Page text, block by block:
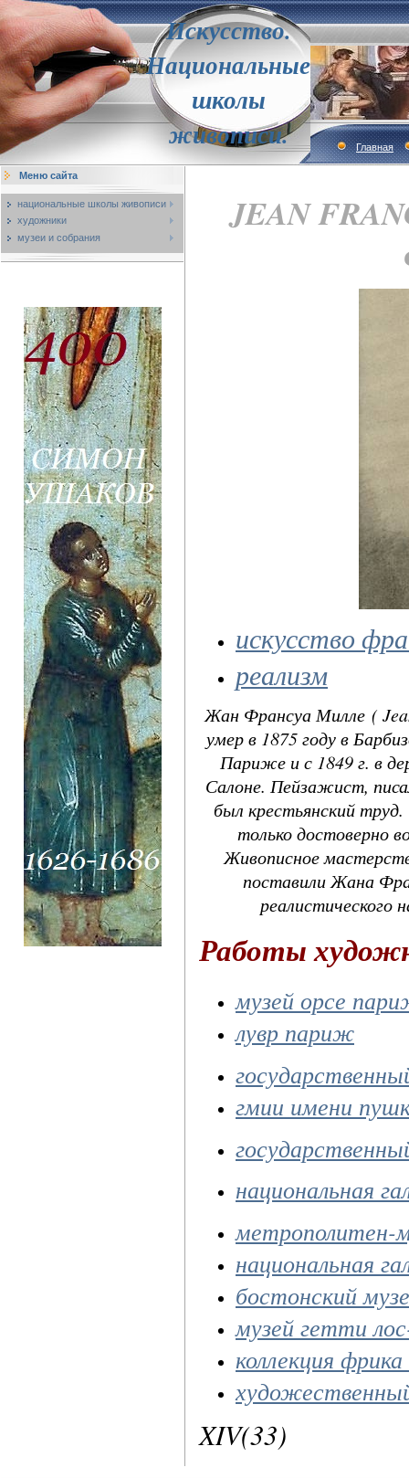
Искусство.
Национальные
школы
живописи.
Главная
Меню сайта
национальные школы живописи
художники
музеи и собрания
JEAN
искусство
реализм
Жан Франсуа Милле (
умер в 1875 году в
Париже и с 1849 г. в
Салоне. Пейзажист,
был крестьянский
только достоверно
Живописное
поставили Жана
реалистического
Работы
музей орсе
лувр париж
гмии имени
национальная
метрополитен-
национальная
бостонский
музей гетти
коллекция
XIV(33)